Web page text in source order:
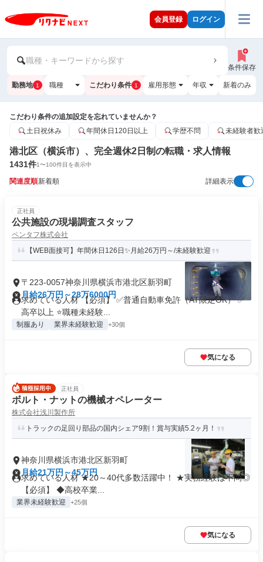
会員登録 ログイン
職種・キーワードから探す
条件保存
勤務地 1 職種 こだわり条件 1 雇用形態 年収 新着のみ
こだわり条件の追加設定を忘れていませんか？
土日祝休み
年間休日120日以上 学歴不問 未経験者歓
港北区（横浜市）、完全週休2日制の転職・求人情報
1431件1〜100件目を表示中
関連度順新着順 詳細表示
正社員
公共施設の現場調査スタッフ
ペンタフ株式会社
【WEB面接可】年間休日126日✨月給26万円～/未経験歓迎
〒223-0057神奈川県横浜市港北区新羽町
月給26万円～28万6000円
求めている人材 【必須】 ✅普通自動車免許（AT限定OK） ✅
高卒以上 ⭐職種未経験...
制服あり 業界未経験歓迎 +30個
気になる
正社員
ボルト・ナットの機械オペレーター
株式会社浅川製作所
トラックの足回り部品の国内シェア9割！賞与実績5.2ヶ月！
神奈川県横浜市港北区新羽町
月給21万円～45万円
求めている人材 ★20～40代多数活躍中！ ★実務経験は不問◎
【必須】 ◆高校卒業...
業界未経験歓迎 +25個
気になる